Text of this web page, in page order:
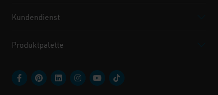
Kundendienst
Produktpalette